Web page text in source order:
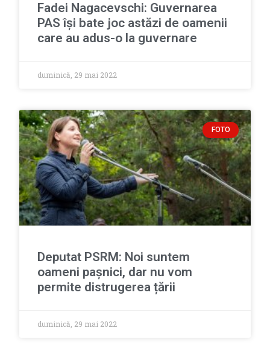
Fadei Nagacevschi: Guvernarea
PAS își bate joc astăzi de oamenii
care au adus-o la guvernare
duminică, 29 mai 2022
FOTO
Deputat PSRM: Noi suntem
oameni pașnici, dar nu vom
permite distrugerea țării
duminică, 29 mai 2022